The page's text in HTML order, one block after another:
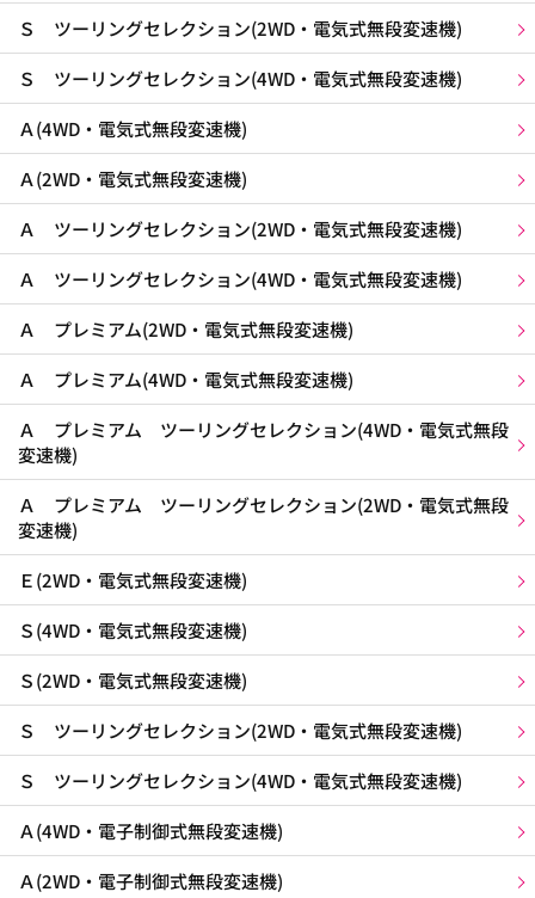
Ｓ ツーリングセレクション(2WD・電気式無段変速機)
Ｓ ツーリングセレクション(4WD・電気式無段変速機)
Ａ(4WD・電気式無段変速機)
Ａ(2WD・電気式無段変速機)
Ａ ツーリングセレクション(2WD・電気式無段変速機)
Ａ ツーリングセレクション(4WD・電気式無段変速機)
Ａ プレミアム(2WD・電気式無段変速機)
Ａ プレミアム(4WD・電気式無段変速機)
Ａ プレミアム ツーリングセレクション(4WD・電気式無段
変速機)
Ａ プレミアム ツーリングセレクション(2WD・電気式無段
変速機)
Ｅ(2WD・電気式無段変速機)
Ｓ(4WD・電気式無段変速機)
Ｓ(2WD・電気式無段変速機)
Ｓ ツーリングセレクション(2WD・電気式無段変速機)
Ｓ ツーリングセレクション(4WD・電気式無段変速機)
Ａ(4WD・電子制御式無段変速機)
Ａ(2WD・電子制御式無段変速機)